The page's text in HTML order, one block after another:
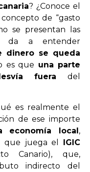
? ¿Conoce el
de “gasto
se presentan las
da a entender
dinero se queda
es que una parte
fuera del
es realmente el
de ese importe
economía local,
que juega el IGIC
Canario), que,
indirecto del